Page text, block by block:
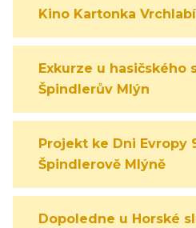
Kino Kartonka
Exkurze u hasičského
Špindlerův Mlýn
Projekt ke Dni Evropy
Špindlerově Mlýně
Dopoledne u Horské